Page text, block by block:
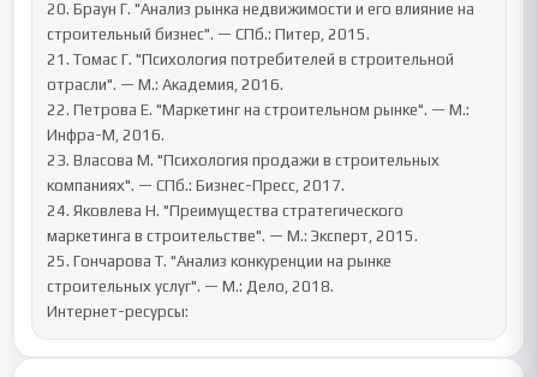
20. Браун Г. "Анализ рынка недвижимости и его влияние на
строительный бизнес". — СПб.: Питер, 2015.
21. Томас Г. "Психология потребителей в строительной
отрасли". — М.: Академия, 2016.
22. Петрова Е. "Маркетинг на строительном рынке". — М.:
Инфра-М, 2016.
23. Власова М. "Психология продажи в строительных
компаниях". — СПб.: Бизнес-Пресс, 2017.
24. Яковлева Н. "Преимущества стратегического
маркетинга в строительстве". — М.: Эксперт, 2015.
25. Гончарова Т. "Анализ конкуренции на рынке
строительных услуг". — М.: Дело, 2018.
Интернет-ресурсы: